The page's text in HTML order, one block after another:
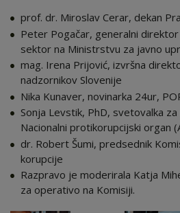
prof. dr. Miroslav Cerar, dekan
Peter Pogačar, generalni
sektor na Ministrstvu za javno
mag. Irena Prijović, izvršna
nadzornikov Slovenije
Nika Kunaver, novinarka 24ur,
Sonja Levstik, PhD, svetovalka
Nacionalni protikorupcijski organ
dr. Robert Šumi, predsednik
korupcije
Razpravo je moderirala Katja
za operativo na Komisiji.